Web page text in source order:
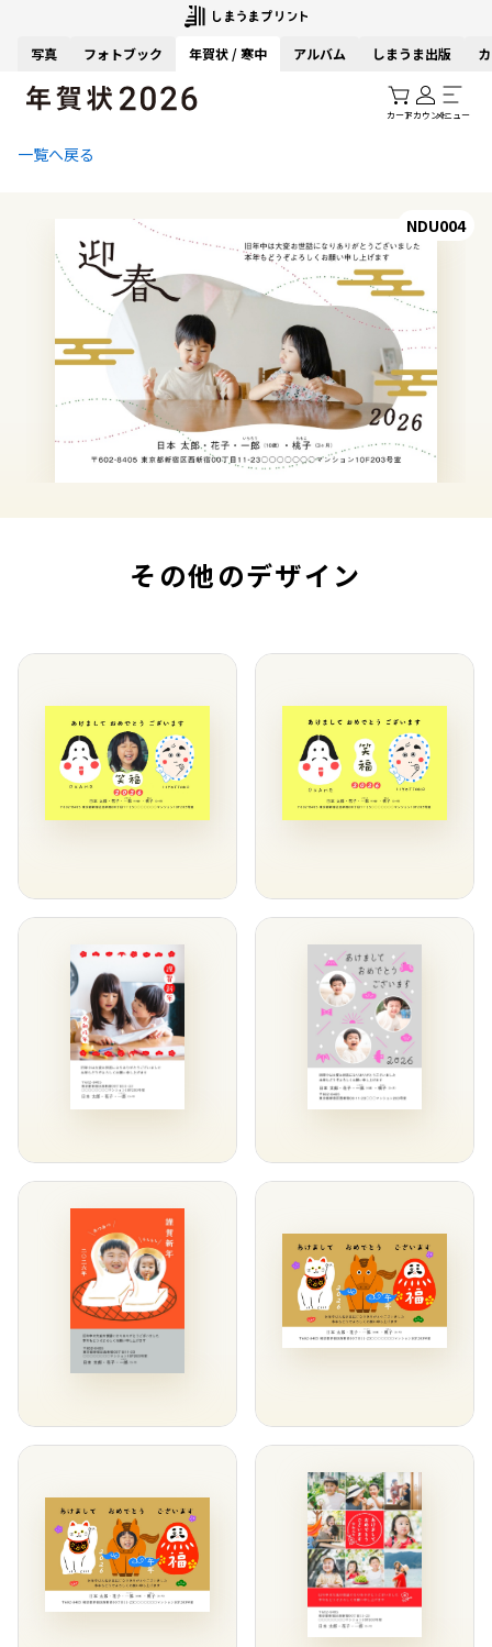
写真 フォトブック 年賀状 / 寒中 アルバム しまうま出版
カートアカウントメニュー
一覧へ戻る
NDU004
その他のデザイン